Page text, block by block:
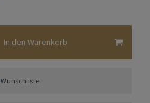
In den Warenkorb
Wunschliste